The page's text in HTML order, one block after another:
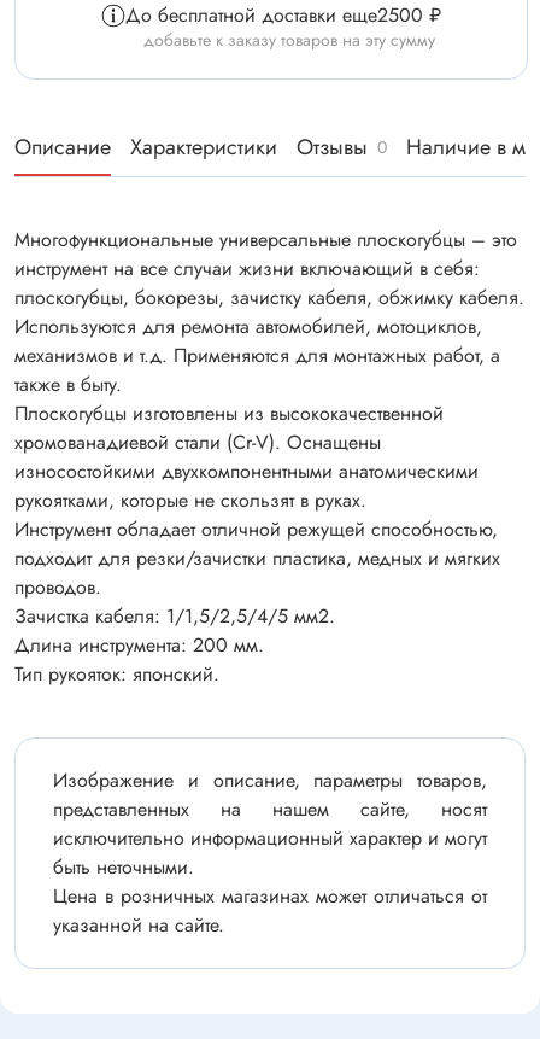
До бесплатной доставки еще2500 ₽
добавьте к заказу товаров на эту сумму
Описание Характеристики Отзывы 0 Наличие в
Многофункциональные универсальные плоскогубцы – это
инструмент на все случаи жизни включающий в себя:
плоскогубцы, бокорезы, зачистку кабеля, обжимку кабеля.
Используются для ремонта автомобилей, мотоциклов,
механизмов и т.д. Применяются для монтажных работ, а
также в быту.
Плоскогубцы изготовлены из высококачественной
хромованадиевой стали (Cr-V). Оснащены
износостойкими двухкомпонентными анатомическими
рукоятками, которые не скользят в руках.
Инструмент обладает отличной режущей способностью,
подходит для резки/зачистки пластика, медных и мягких
проводов.
Зачистка кабеля: 1/1,5/2,5/4/5 мм2.
Длина инструмента: 200 мм.
Тип рукояток: японский.
Изображение и описание, параметры товаров,
представленных на нашем сайте, носят
исключительно информационный характер и могут
быть неточными.
Цена в розничных магазинах может отличаться от
указанной на сайте.